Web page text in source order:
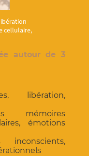
cellulaire,
autour de 3
libération,
mémoires
émotions
inconscients,